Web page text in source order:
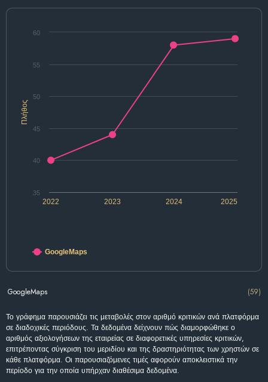
Πλήθος
2022 2024
2023 2025
35
40
45
50
55
60
GoogleMaps
GoogleMaps (59)
Το γράφημα παρουσιάζει τις μεταβολές στον αριθμό κριτικών ανά πλατφόρμα
σε διαδοχικές περιόδους. Τα δεδομένα δείχνουν πώς διαμορφώθηκε ο
αριθμός αξιολογήσεων της εταιρείας σε διαφορετικές υπηρεσίες κριτικών,
επιτρέποντας σύγκριση του μεριδίου και της δραστηριότητας των χρηστών σε
κάθε πλατφόρμα. Οι παρουσιαζόμενες τιμές αφορούν αποκλειστικά την
περίοδο για την οποία υπήρχαν διαθέσιμα δεδομένα.